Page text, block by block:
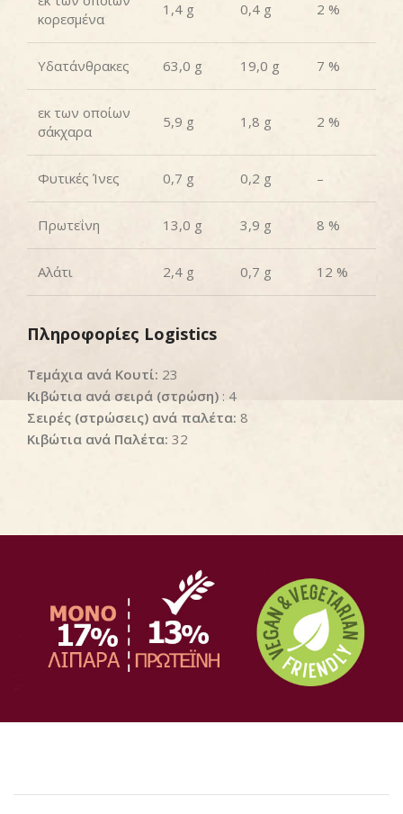
κορεσμένα
1,4 g 0,4 g 2 %
Υδατάνθρακες 63,0 g 19,0 g 7 %
εκ των οποίων
σάκχαρα
5,9 g 1,8 g 2 %
Φυτικές Ίνες 0,7 g 0,2 g –
Πρωτεΐνη 13,0 g 3,9 g 8 %
Αλάτι 2,4 g 0,7 g 12 %
Πληροφορίες Logistics
Τεμάχια ανά Κουτί: 23
Κιβώτια ανά σειρά (στρώση) : 4
Σειρές (στρώσεις) ανά παλέτα: 8
Κιβώτια ανά Παλέτα: 32